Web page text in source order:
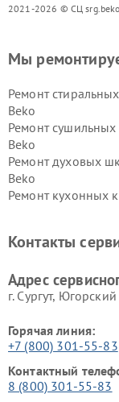
2021-2026 © СЦ
Мы
Ремонт
Beko
Ремонт
Beko
Ремонт духовых
Beko
Ремонт кухонных
Ремонт
Контакты
Адрес
г. Сургут,
Горячая линия:
+7 (800) 301-55-83
Контактный
8 (800) 301-55-83